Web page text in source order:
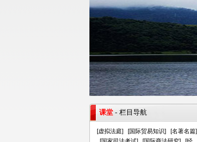
课堂 - 栏目导航
[虚拟法庭] [国际贸易知识] [名著名篇]